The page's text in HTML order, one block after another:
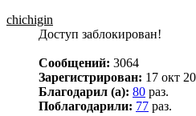
chichigin
Доступ заблокирован!
Сообщений: 3064
Зарегистрирован: 17 окт
Благодарил (а): 80 раз.
Поблагодарили: 77 раз.